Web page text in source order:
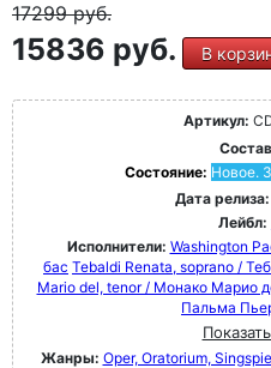
17299руб.
15836 руб. В
Артикул:
Состояние: Новое.
Дата релиза:
Лейбл:
Исполнители: Washington
бас Tebaldi Renata, soprano /
Mario del, tenor / Монако Марио
Пальма
Жанры: Oper, Oratorium,